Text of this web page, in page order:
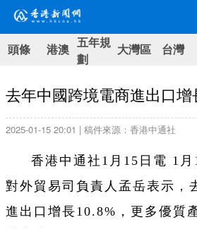
頭條 港澳 五年規
劃
大灣區 台灣
去年中國跨境電商進出口
2025-01-15 20:01 | 稿件來源：香港中通社
香港中通社1月15日電 1
對外貿易司負責人孟岳表示，
進出口增長10.8%，更多優質